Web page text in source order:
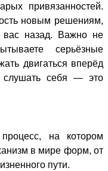
привязанностей.
новым решениям,
вас назад. Важно не
серьёзные
двигаться вперёд
слушать себя — это
на котором
в мире форм, от
пути.